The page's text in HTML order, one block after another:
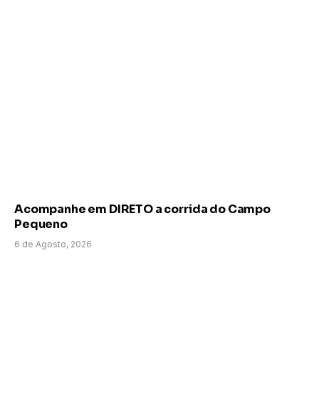
Acompanhe em DIRETO a corrida do Campo
Pequeno
6 de Agosto, 2026